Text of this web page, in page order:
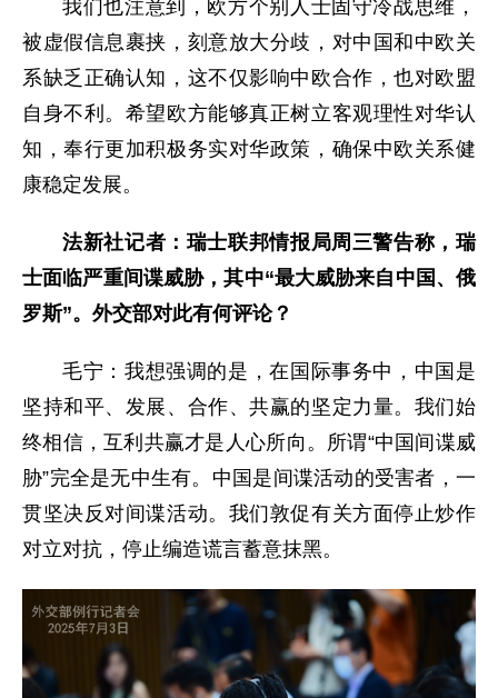
我们也注意到，欧方个别人士固守冷战思维，
被虚假信息裹挟，刻意放大分歧，对中国和中欧关
系缺乏正确认知，这不仅影响中欧合作，也对欧盟
自身不利。希望欧方能够真正树立客观理性对华认
知，奉行更加积极务实对华政策，确保中欧关系健
康稳定发展。
法新社记者：瑞士联邦情报局周三警告称，瑞
士面临严重间谍威胁，其中“最大威胁来自中国、俄
罗斯”。外交部对此有何评论？
毛宁：我想强调的是，在国际事务中，中国是
坚持和平、发展、合作、共赢的坚定力量。我们始
终相信，互利共赢才是人心所向。所谓“中国间谍威
胁”完全是无中生有。中国是间谍活动的受害者，一
贯坚决反对间谍活动。我们敦促有关方面停止炒作
对立对抗，停止编造谎言蓄意抹黑。